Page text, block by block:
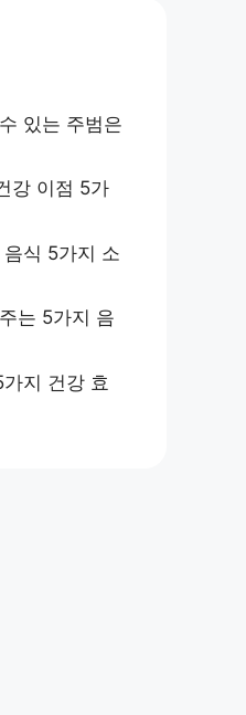
있는 주범은
강 이점 5가
식 5가지 소
는 5가지 음
지 건강 효